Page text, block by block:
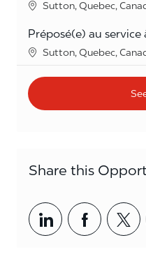
Location
Sutton, Quebec,
Préposé(e) au
Location
Sutton, Quebec,
Share this
Share viaShare